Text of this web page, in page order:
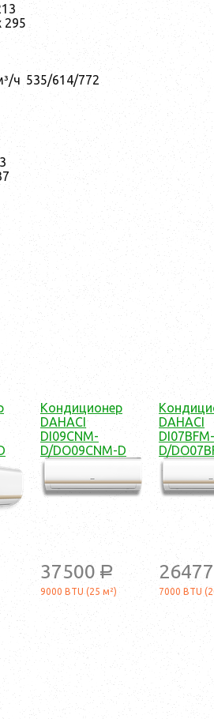
295
ч 535/614/772
Кондиционер
DAHACI
DI09CNM-
D/DO09CNM-D
37500 a
9000 BTU (25 м²)
DAHACI
DI07BFM-
D/
26477
7000 BTU